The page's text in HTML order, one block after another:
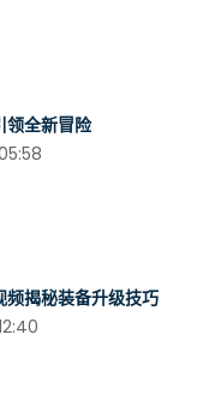
领全新冒险
频揭秘装备升级技巧